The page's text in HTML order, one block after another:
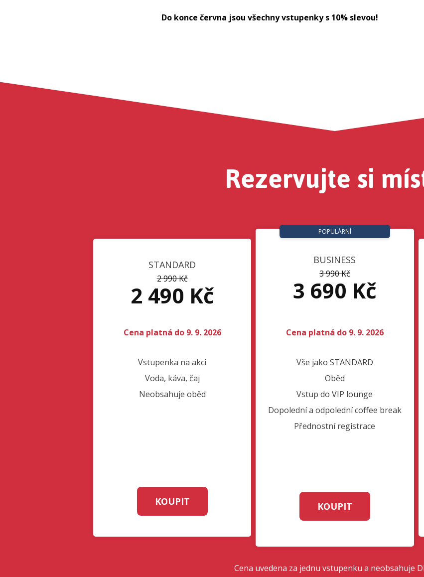
Do konce června jsou všechny vstupenky s 10% slevou!
Rezervujte si
STANDARD
2 990 Kč
2 490 Kč
Cena platná do 9. 9. 2026
Vstupenka na akci
Voda, káva, čaj
Neobsahuje oběd
KOUPIT
BUSINESS
3 990 Kč
3 690 Kč
POPULÁRNÍ
Cena platná do 9. 9. 2026
Vše jako STANDARD
Oběd
Vstup do VIP lounge
Dopolední a odpolední coffee break
Přednostní registrace
KOUPIT
Cena uvedena za jednu vstupenku a neobsahuje